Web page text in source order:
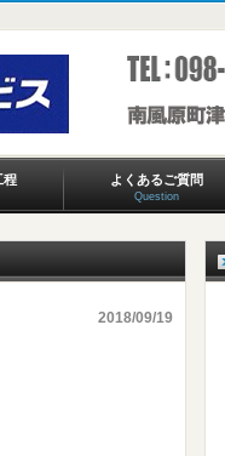
程 よくあるご質問
Question
2018/09/19